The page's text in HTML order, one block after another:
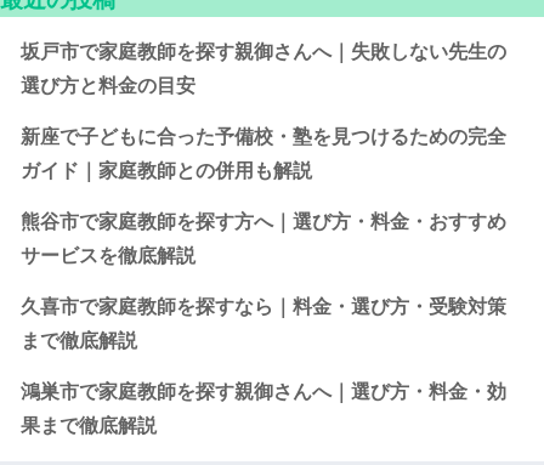
坂戸市で家庭教師を探す親御さんへ｜失敗しない先生の
選び方と料金の目安
新座で子どもに合った予備校・塾を見つけるための完全
ガイド｜家庭教師との併用も解説
熊谷市で家庭教師を探す方へ｜選び方・料金・おすすめ
サービスを徹底解説
久喜市で家庭教師を探すなら｜料金・選び方・受験対策
まで徹底解説
鴻巣市で家庭教師を探す親御さんへ｜選び方・料金・効
果まで徹底解説